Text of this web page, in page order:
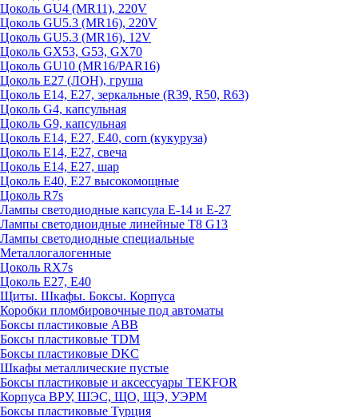
Цоколь GU4 (MR11), 220V
Цоколь GU5.3 (MR16), 220V
Цоколь GU5.3 (MR16), 12V
Цоколь GX53, G53, GX70
Цоколь GU10 (MR16/PAR16)
Цоколь Е27 (ЛОН), груша
Цоколь Е14, Е27, зеркальные (R39, R50, R63)
Цоколь G4, капсульная
Цоколь G9, капсульная
Цоколь Е14, Е27, Е40, corn (кукуруза)
Цоколь Е14, Е27, свеча
Цоколь Е14, Е27, шар
Цоколь Е40, Е27 высокомощные
Цоколь R7s
Лампы светодиодные капсула Е-14 и Е-27
Лампы светодиоидные линейные T8 G13
Лампы светодиодные специальные
Металлогалогенные
Цоколь RX7s
Цоколь Е27, E40
Щиты. Шкафы. Боксы. Корпуса
Коробки пломбировочные под автоматы
Боксы пластиковые ABB
Боксы пластиковые TDM
Боксы пластиковые DKC
Шкафы металлические пустые
Боксы пластиковые и аксессуары TEKFOR
Корпуса ВРУ, ШЭС, ЩО, ЩЭ, УЭРМ
Боксы пластиковые Турция